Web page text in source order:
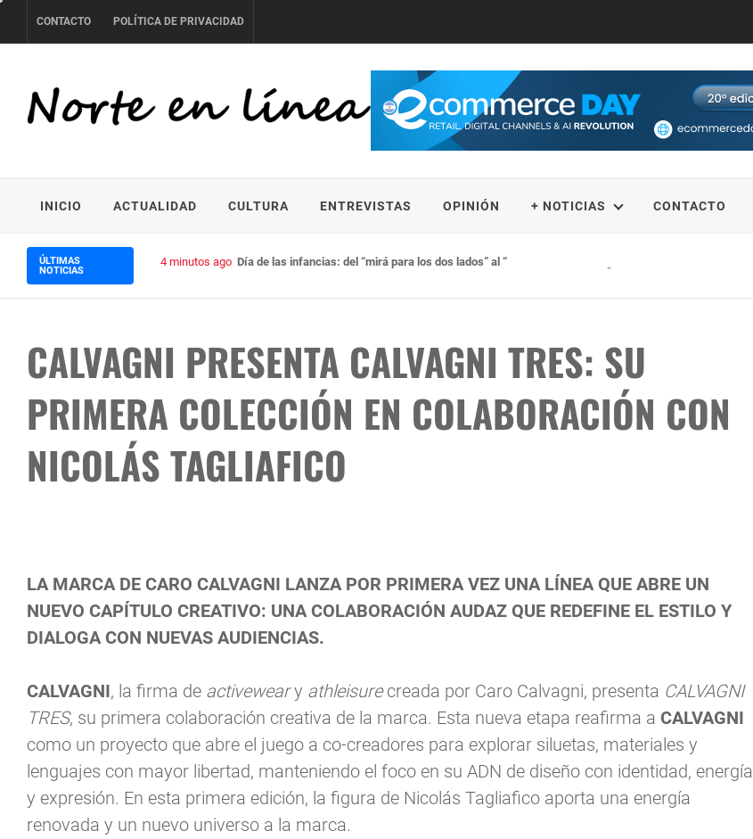
to
CONTACTO POLÍTICA DE PRIVACIDAD
INICIO ACTUALIDAD CULTURA ENTREVISTAS OPINIÓN + NOTICIAS CONTACTO
ÚLTIMAS
NOTICIAS
4 minutos ago Día de las infancias: del “mirá para los dos lados” al “avísame cuando llegues
CALVAGNI PRESENTA CALVAGNI TRES: SU
PRIMERA COLECCIÓN EN COLABORACIÓN CON
NICOLÁS TAGLIAFICO
LA MARCA DE CARO CALVAGNI LANZA POR PRIMERA VEZ UNA LÍNEA QUE ABRE UN
NUEVO CAPÍTULO CREATIVO: UNA COLABORACIÓN AUDAZ QUE REDEFINE EL ESTILO Y
DIALOGA CON NUEVAS AUDIENCIAS.
CALVAGNI, la firma de activeweary athleisurecreada por Caro Calvagni, presenta CALVAGNI
TRES, su primera colaboración creativa de la marca. Esta nueva etapa reafirma a CALVAGNI
como un proyecto que abre el juego a co-creadores para explorar siluetas, materiales y
lenguajes con mayor libertad, manteniendo el foco en su ADN de diseño con identidad, energía
y expresión. En esta primera edición, la figura de Nicolás Tagliafico aporta una energía
renovada y un nuevo universo a la marca.